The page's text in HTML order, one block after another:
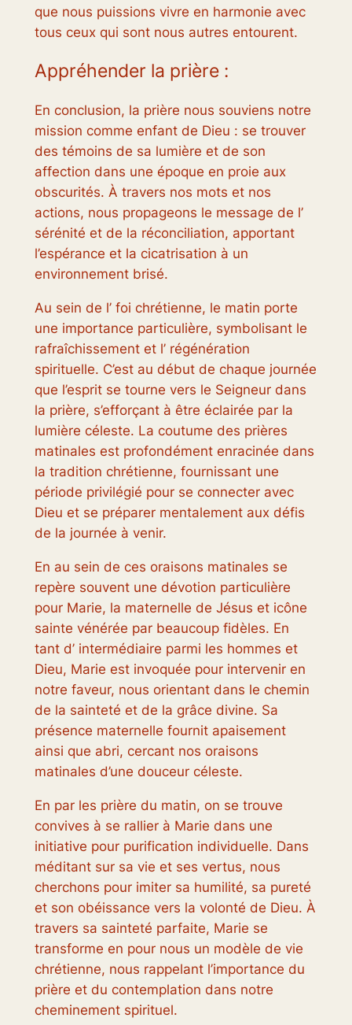
que nous puissions vivre en harmonie avec
tous ceux qui sont nous autres entourent.
Appréhender la prière :
En conclusion, la prière nous souviens notre
mission comme enfant de Dieu : se trouver
des témoins de sa lumière et de son
affection dans une époque en proie aux
obscurités. À travers nos mots et nos
actions, nous propageons le message de l’
sérénité et de la réconciliation, apportant
l’espérance et la cicatrisation à un
environnement brisé.
Au sein de l’ foi chrétienne, le matin porte
une importance particulière, symbolisant le
rafraîchissement et l’ régénération
spirituelle. C’est au début de chaque journée
que l’esprit se tourne vers le Seigneur dans
la prière, s’efforçant à être éclairée par la
lumière céleste. La coutume des prières
matinales est profondément enracinée dans
la tradition chrétienne, fournissant une
période privilégié pour se connecter avec
Dieu et se préparer mentalement aux défis
de la journée à venir.
En au sein de ces oraisons matinales se
repère souvent une dévotion particulière
pour Marie, la maternelle de Jésus et icône
sainte vénérée par beaucoup fidèles. En
tant d’ intermédiaire parmi les hommes et
Dieu, Marie est invoquée pour intervenir en
notre faveur, nous orientant dans le chemin
de la sainteté et de la grâce divine. Sa
présence maternelle fournit apaisement
ainsi que abri, cercant nos oraisons
matinales d’une douceur céleste.
En par les prière du matin, on se trouve
convives à se rallier à Marie dans une
initiative pour purification individuelle. Dans
méditant sur sa vie et ses vertus, nous
cherchons pour imiter sa humilité, sa pureté
et son obéissance vers la volonté de Dieu. À
travers sa sainteté parfaite, Marie se
transforme en pour nous un modèle de vie
chrétienne, nous rappelant l’importance du
prière et du contemplation dans notre
cheminement spirituel.